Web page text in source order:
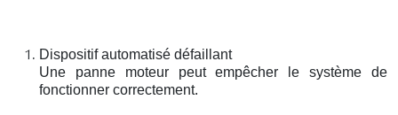
Dispositif automatisé défaillant
Une panne moteur peut empêcher le système de
fonctionner correctement.